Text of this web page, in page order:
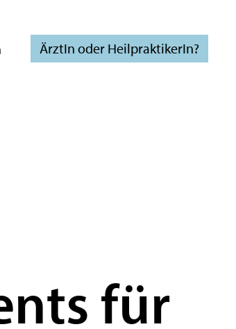
ÄrztIn oder HeilpraktikerIn?
für